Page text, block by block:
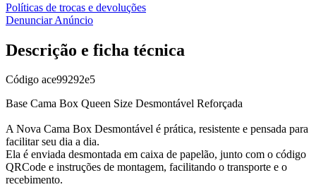
Políticas de trocas e devoluções
Denunciar Anúncio
Descrição e ficha técnica
Código ace99292e5
Base Cama Box Queen Size Desmontável Reforçada
A Nova Cama Box Desmontável é prática, resistente e pensada para
facilitar seu dia a dia.
Ela é enviada desmontada em caixa de papelão, junto com o código
QRCode e instruções de montagem, facilitando o transporte e o
recebimento.